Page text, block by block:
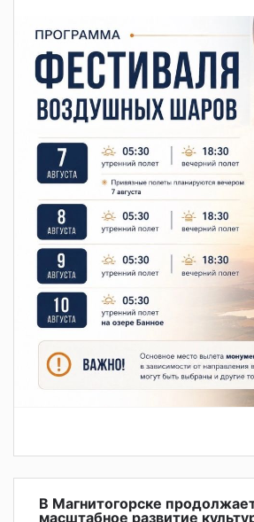
В Магнитогорске
масштабное развитие